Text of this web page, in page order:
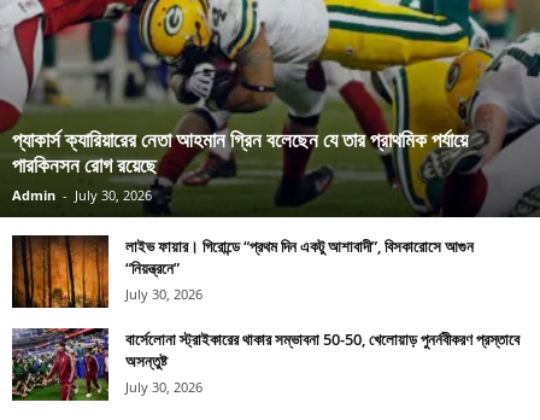
প্যাকার্স ক্যারিয়ারের নেতা আহমান গ্রিন বলেছেন যে তার প্রাথমিক পর্যায়ে
পারকিনসন রোগ রয়েছে
Admin - July 30, 2026
লাইভ ফায়ার। গিরোন্ডে “প্রথম দিন একটু আশাবাদী”, বিসকারোসে আগুন
“নিয়ন্ত্রনে”
July 30, 2026
বার্সেলোনা স্ট্রাইকারের থাকার সম্ভাবনা 50-50, খেলোয়াড় পুনর্নবীকরণ প্রস্তাবে
অসন্তুষ্ট
July 30, 2026